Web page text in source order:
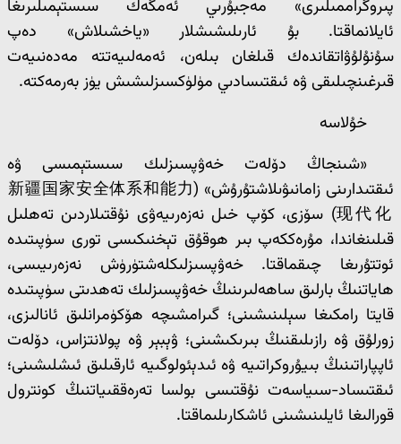
پىروگراممىلىرى» مەجبۇرىي ئەمگەك سىستېمىلىرىغا
ئايلانماقتا. بۇ ئارىلىشىشلار «ياخشىلاش» دەپ
سۇنۇلۇۋاتقاندەك قىلغان بىلەن، ئەمەلىيەتتە مەدەنىيەت
قىرغىنچىلىقى ۋە ئىقتىسادىي مۈلۈكسىزلىشىش يۈز بەرمەكتە.
خۇلاسە
«شىنجاڭ دۆلەت خەۋپسىزلىك سىستېمىسى ۋە
ئىقتىدارىنى زامانىۋىلاشتۇرۇش» (新疆国家安全体系和能力
现代化) سۆزى، كۆپ خىل نەزەرىيەۋى نۇقتىلاردىن تەھلىل
قىلىنغاندا، مۇرەككەپ بىر ھوقۇق تېخنىكىسى تورى سۈپىتىدە
ئوتتۇرىغا چىقماقتا. خەۋپسىزلىكلەشتۈرۈش نەزەرىيىسى،
ھاياتنىڭ بارلىق ساھەلىرىنىڭ خەۋپسىزلىك تەھدىتى سۈپىتىدە
قايتا رامكىغا سېلىنىشىنى؛ گىرامشىچە ھۆكۈمرانلىق ئانالىزى،
زورلۇق ۋە رازىلىقنىڭ بىرىكىشىنى؛ ۋېبېر ۋە پولانتزاس، دۆلەت
ئاپپاراتىنىڭ بىيۇروكراتىيە ۋە ئىدېئولوگىيە ئارقىلىق ئىشلىشىنى؛
ئىقتىساد-سىياسەت نۇقتىسى بولسا تەرەققىياتنىڭ كونترول
قورالىغا ئايلىنىشىنى ئاشكارىلىماقتا.